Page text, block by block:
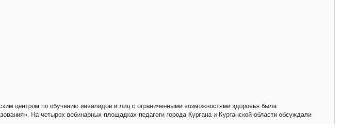
центром по обучению инвалидов и лиц с ограниченными возможностями здоровья была
На четырех вебинарных площадках педагоги города Кургана и Курганской области обсуждали